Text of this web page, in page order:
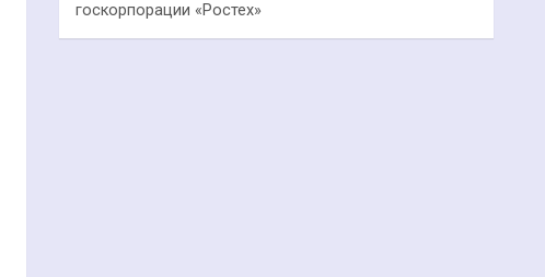
госкорпорации «Ростех»